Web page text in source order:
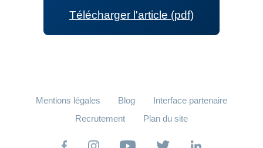
Télécharger l'article (pdf)
Mentions légales Blog
Interface partenaire
Recrutement
Plan du site